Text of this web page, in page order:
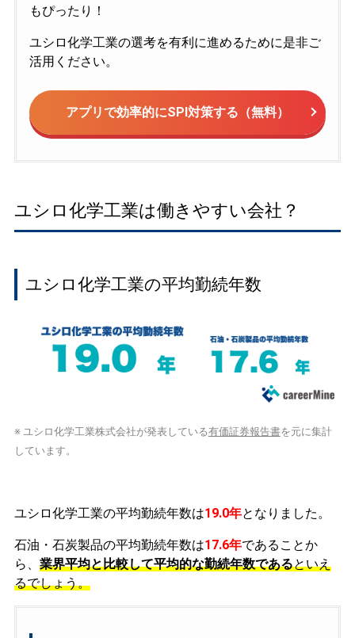
もぴったり！
ユシロ化学工業の選考を有利に進めるために是非ご
活用ください。
アプリで効率的にSPI対策する（無料）
ユシロ化学工業は働きやすい会社？
ユシロ化学工業の平均勤続年数
※ ユシロ化学工業株式会社が発表している有価証券報告書を元に集計
しています。
ユシロ化学工業の平均勤続年数は19.0年となりました。
石油・石炭製品の平均勤続年数は17.6年であることか
ら、 業界平均と比較して平均的な勤続年数であるといえ
るでしょう。